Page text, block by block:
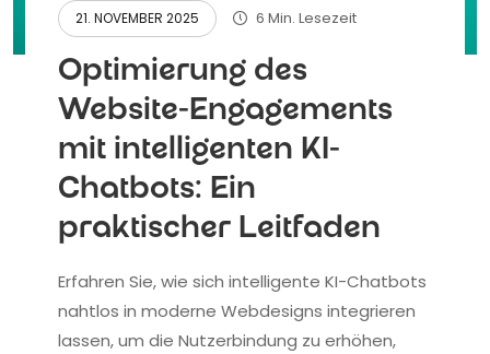
21. NOVEMBER 2025 6 Min. Lesezeit
Optimierung des
Website-Engagements
mit intelligenten KI-
Chatbots: Ein
praktischer Leitfaden
Erfahren Sie, wie sich intelligente KI-Chatbots
nahtlos in moderne Webdesigns integrieren
lassen, um die Nutzerbindung zu erhöhen,